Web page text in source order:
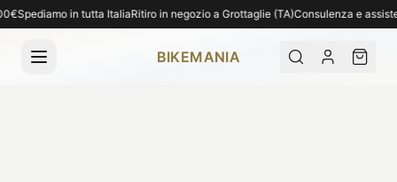
Spedizione gratuita per ordini superiori a 1.000€. Spediamo in tutta Italia. Ritiro
Spediamo in tutta ItaliaRitiro in negozio a Grottaglie (TA)Consulenza e
BIKEMANIA